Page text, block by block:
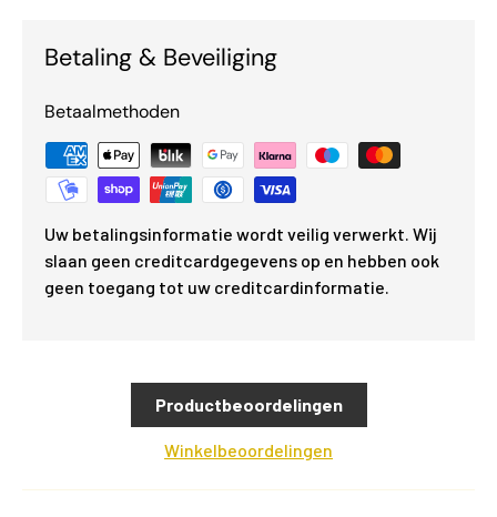
Betaling & Beveiliging
Betaalmethoden
Uw betalingsinformatie wordt veilig verwerkt. Wij
slaan geen creditcardgegevens op en hebben ook
geen toegang tot uw creditcardinformatie.
Productbeoordelingen
Winkelbeoordelingen